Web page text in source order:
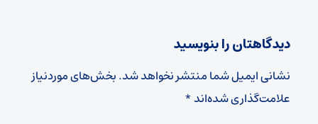
دیدگاهتان را بنویسید
نشانی ایمیل شما منتشر نخواهد شد.بخش‌های موردنیاز
علامت‌گذاری شده‌اند*